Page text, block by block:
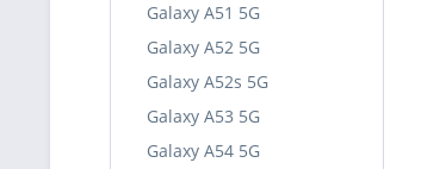
Galaxy A51 5G
Galaxy A52 5G
Galaxy A52s 5G
Galaxy A53 5G
Galaxy A54 5G